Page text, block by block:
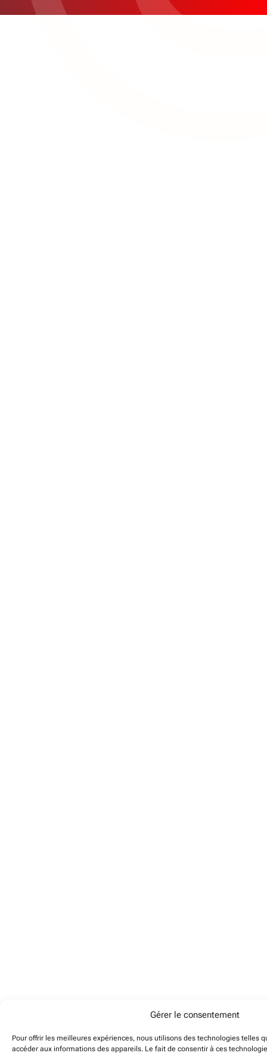
Gérer le consentement
Pour offrir les meilleures expériences, nous utilisons des technologies telles
accéder aux informations des appareils. Le fait de consentir à ces